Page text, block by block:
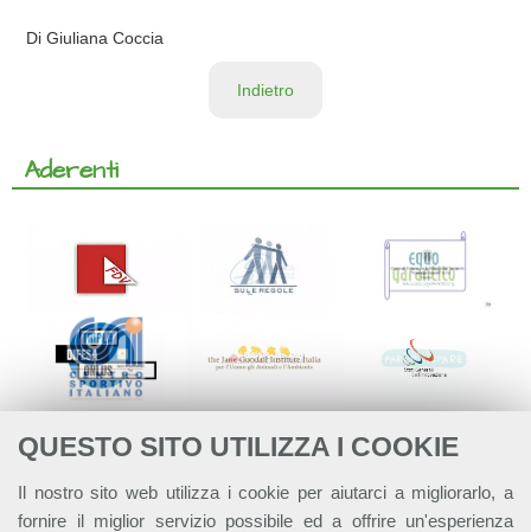
QUESTO SITO UTILIZZA I COOKIE
Il nostro sito web utilizza i cookie per aiutarci a migliorarlo, a
fornire il miglior servizio possibile ed a offrire un'esperienza
Di Giuliana Coccia
Indietro
Aderenti